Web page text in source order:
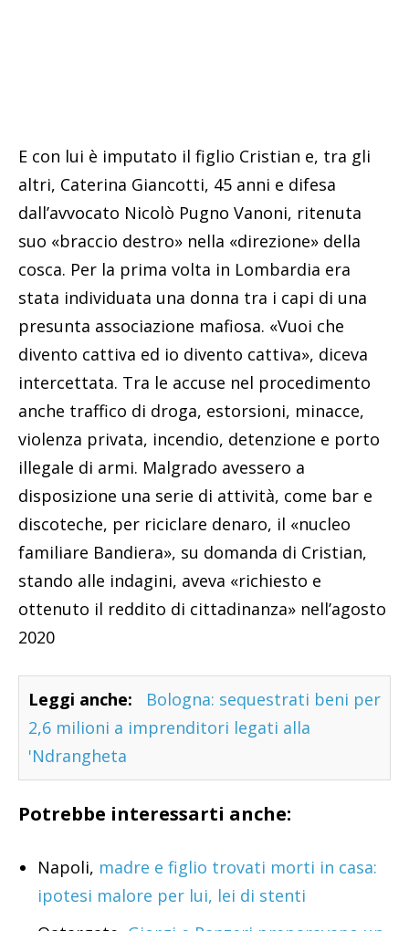
E con lui è imputato il figlio Cristian e, tra gli
altri, Caterina Giancotti, 45 anni e difesa
dall’avvocato Nicolò Pugno Vanoni, ritenuta
suo «braccio destro» nella «direzione» della
cosca. Per la prima volta in Lombardia era
stata individuata una donna tra i capi di una
presunta associazione mafiosa. «Vuoi che
divento cattiva ed io divento cattiva», diceva
intercettata. Tra le accuse nel procedimento
anche traffico di droga, estorsioni, minacce,
violenza privata, incendio, detenzione e porto
illegale di armi. Malgrado avessero a
disposizione una serie di attività, come bar e
discoteche, per riciclare denaro, il «nucleo
familiare Bandiera», su domanda di Cristian,
stando alle indagini, aveva «richiesto e
ottenuto il reddito di cittadinanza» nell’agosto
2020
Leggi anche:
Bologna: sequestrati beni per
2,6 milioni a imprenditori legati alla
'Ndrangheta
Potrebbe interessarti anche:
Napoli, madre e figlio trovati morti in casa:
ipotesi malore per lui, lei di stenti